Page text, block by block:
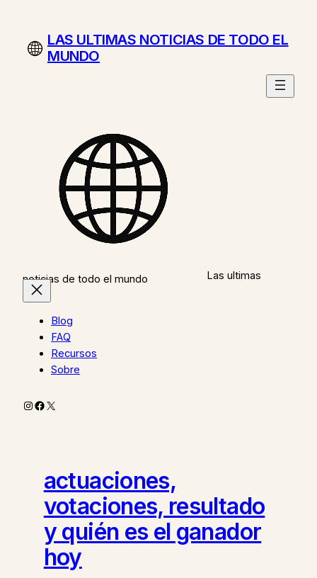
contenidoLAS ULTIMAS NOTICIAS DE TODO EL
MUNDO
Las ultimas
noticias de todo el mundo
Blog
FAQ
Recursos
Sobre
Instagram
Facebook
X
actuaciones,
votaciones, resultado
y quién es el ganador
hoy